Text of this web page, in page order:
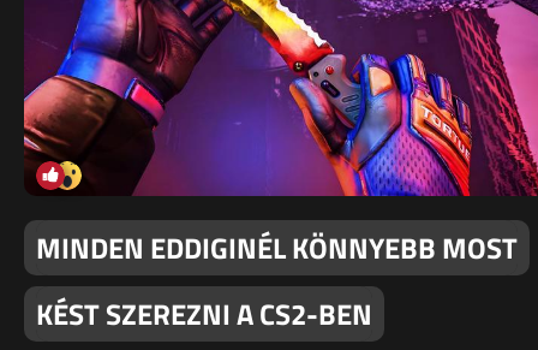
MINDEN EDDIGINÉL KÖNNYEBB MOST
KÉST SZEREZNI A CS2-BEN